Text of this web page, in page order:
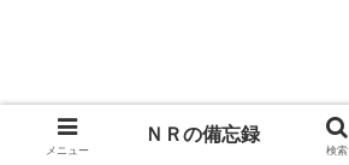
メニュー
ＮＲの備忘録
検索